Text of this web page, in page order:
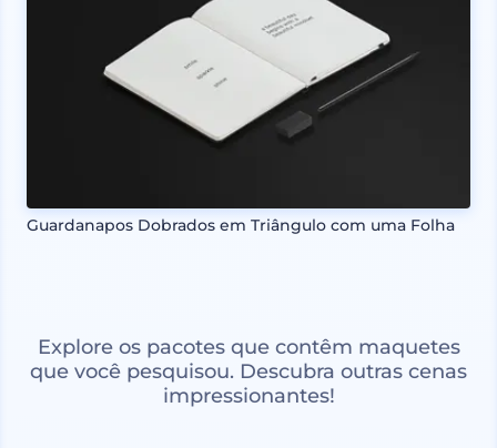
Guardanapos Dobrados em Triângulo com uma Folha
Explore os pacotes que contêm maquetes
que você pesquisou. Descubra outras cenas
impressionantes!